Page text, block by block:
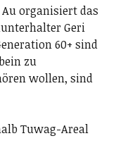
organisiert das
Geri
60+ sind
zu
wollen, sind
Tuwag-Areal